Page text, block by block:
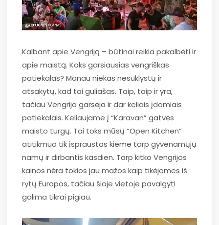
Kalbant apie Vengriją – būtinai reikia pakalbėti ir
apie maistą. Koks garsiausias vengriškas
patiekalas? Manau niekas nesuklystų ir
atsakytų, kad tai guliašas. Taip, taip ir yra,
tačiau Vengrija garsėja ir dar keliais įdomiais
patiekalais. Keliaujame į “Karavan” gatvės
maisto turgų. Tai toks mūsų “Open Kitchen”
atitikmuo tik įspraustas kieme tarp gyvenamųjų
namų ir dirbantis kasdien. Tarp kitko Vengrijos
kainos nėra tokios jau mažos kaip tikėjomes iš
rytų Europos, tačiau šioje vietoje pavalgyti
galima tikrai pigiau.